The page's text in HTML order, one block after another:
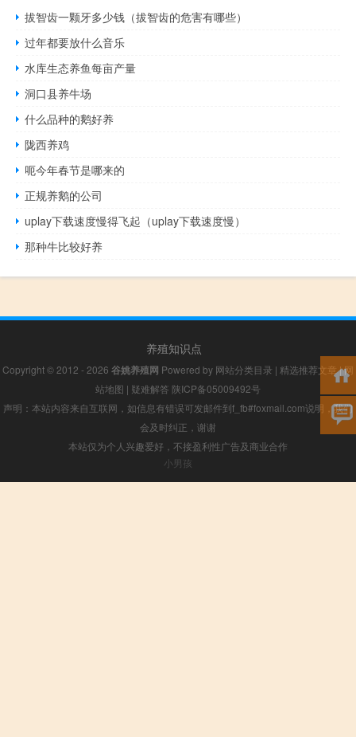
拔智齿一颗牙多少钱（拔智齿的危害有哪些）
过年都要放什么音乐
水库生态养鱼每亩产量
洞口县养牛场
什么品种的鹅好养
陇西养鸡
呃今年春节是哪来的
正规养鹅的公司
uplay下载速度慢得飞起（uplay下载速度慢）
那种牛比较好养
养殖知识点
Copyright © 2012 - 2026 谷姚养殖网 Powered by 网站分类目录 | 精选推荐文章|网
站地图 | 疑难解答 陕ICP备05009492号
声明：本站内容来自互联网，如信息有错误可发邮件到f_fb#foxmail.com说明，我们
会及时纠正，谢谢
本站仅为个人兴趣爱好，不接盈利性广告及商业合作
小男孩